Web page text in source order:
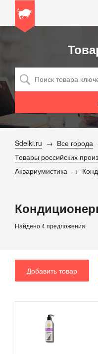
Sdelki.ru
Все города
Товары российских
Аквариумистика
Найдено 4 предложения.
Добавить товар